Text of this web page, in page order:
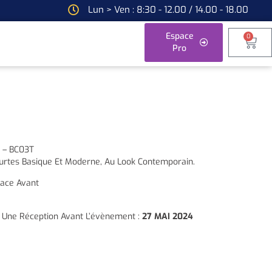
Lun > Ven : 8:30 - 12.00 / 14.00 - 18.00
Espace
Pro
0
– BC03T
Basique Et Moderne, Au Look Contemporain.
Avant
Réception Avant L’évènement : 27 MAI 2024